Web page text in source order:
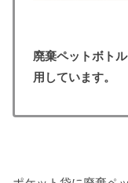
廃棄ペットボト
用しています。